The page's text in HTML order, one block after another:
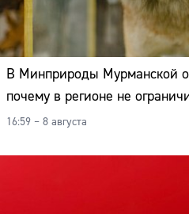
В Минприроды Мурманской
почему в регионе не
16:59 – 8 августа